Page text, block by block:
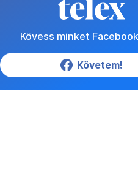
Kövess minket
Követem!